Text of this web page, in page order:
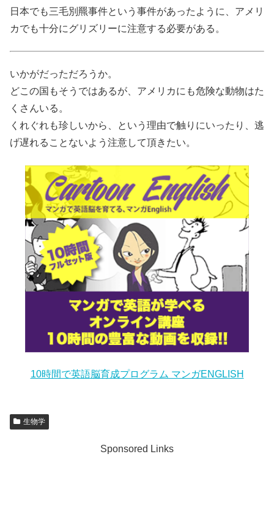
日本でも三毛別羆事件という事件があったように、アメリ
カでも十分にグリズリーに注意する必要がある。
いかがだっただろうか。
どこの国もそうではあるが、アメリカにも危険な動物はた
くさんいる。
くれぐれも珍しいから、という理由で触りにいったり、逃
げ遅れることないよう注意して頂きたい。
10時間で英語脳育成プログラム マンガENGLISH
生物学
Sponsored Links